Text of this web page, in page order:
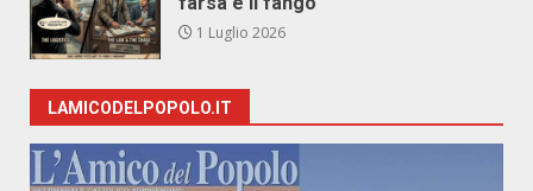
1 Luglio 2026
LAMICODELPOPOLO.IT